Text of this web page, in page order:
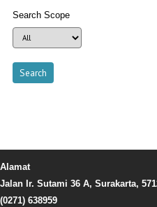
Search Scope
Alamat
Jalan Ir. Sutami 36 A, Surakarta,
(0271) 638959